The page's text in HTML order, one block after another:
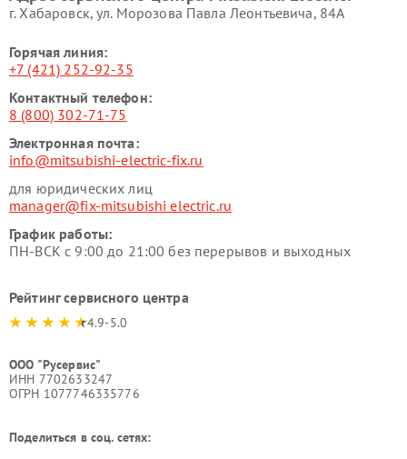
г. Хабаровск, ул. Морозова Павла Леонтьевича, 84А
Горячая линия:
+7 (421) 252-92-35
Контактный телефон:
8 (800) 302-71-75
Электронная почта:
info@mitsubishi-electric-fix.ru
для юридических лиц
manager@fix-mitsubishi electric.ru
График работы:
ПН-ВСК с 9:00 до 21:00 без перерывов и выходных
Рейтинг сервисного центра
4.9-5.0
ООО "Русервис"
ИНН 7702633247
ОГРН 1077746335776
Поделиться в соц. сетях: